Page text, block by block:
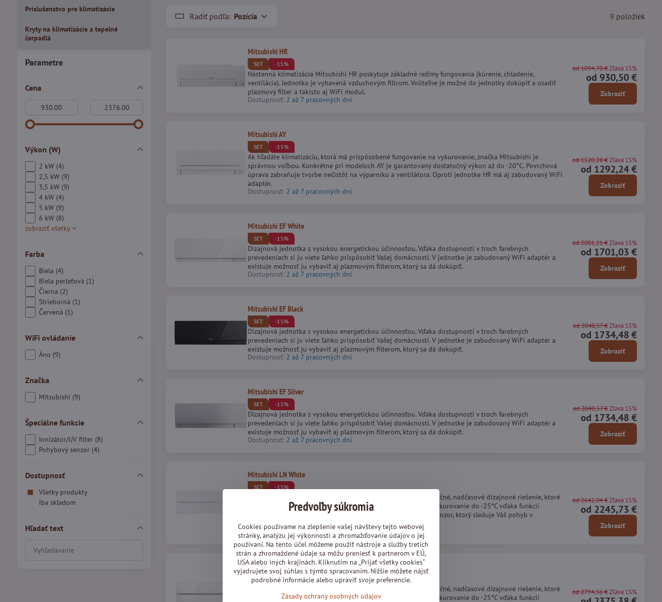
Radiť podľa: Pozícia 9 položiek
Mitsubishi HR
SET -15%
Nástenná klimatizácia Mitsubishi HR poskytuje základné režimy fungovania (kúrenie, chladenie,
ventilácia). Jednotka je vybavená vzduchovým filtrom. Voliteľne je možné do jednotky dokúpiť a osadiť
plazmový filter a takisto aj WiFi modul.
Dostupnosť: 2 až 7 pracovných dní
od 930,50 €
od 1094,70 €Zľava 15%
Zobraziť
Mitsubishi AY
SET -15%
Ak hľadáte klimatizáciu, ktorá má prispôsobené fungovanie na vykurovanie, značka Mitsubishi je
správnou voľbou. Konkrétne pri modeloch AY je garantovaný dostatočný výkon až do -20°C. Povrchová
úprava zabraňuje tvorbe nečistôt na výparníku a ventilátora. Oproti jednotke HR má aj zabudovaný WiFi
adaptér.
Dostupnosť: 2 až 7 pracovných dní
od 1292,24 €
od 1520,28 €Zľava 15%
Zobraziť
Mitsubishi EF White
SET -15%
Dizajnová jednotka s vysokou energetickou účinnosťou. Vďaka dostupnosti v troch farebných
prevedeniach si ju viete ľahko prispôsobiť Vašej domácnosti. V jednotke je zabudovaný WiFi adaptér a
existuje možnosť ju vybaviť aj plazmovým filterom, ktorý sa dá dokúpiť.
Dostupnosť: 2 až 7 pracovných dní
od 1701,03 €
od 2001,21 €Zľava 15%
Zobraziť
Mitsubishi EF Black
SET -15%
Dizajnová jednotka s vysokou energetickou účinnosťou. Vďaka dostupnosti v troch farebných
prevedeniach si ju viete ľahko prispôsobiť Vašej domácnosti. V jednotke je zabudovaný WiFi adaptér a
existuje možnosť ju vybaviť aj plazmovým filterom, ktorý sa dá dokúpiť.
Dostupnosť: 2 až 7 pracovných dní
od 1734,48 €
od 2040,57 €Zľava 15%
Zobraziť
Mitsubishi EF Silver
SET -15%
Dizajnová jednotka s vysokou energetickou účinnosťou. Vďaka dostupnosti v troch farebných
prevedeniach si ju viete ľahko prispôsobiť Vašej domácnosti. V jednotke je zabudovaný WiFi adaptér a
existuje možnosť ju vybaviť aj plazmovým filterom, ktorý sa dá dokúpiť.
Dostupnosť: 2 až 7 pracovných dní
od 1734,48 €
od 2040,57 €Zľava 15%
Zobraziť
Mitsubishi LN White
SET -15%
Najvyššia rada nástenných jednotiek Mitsubishi prináša výnimočné, nadčasové dizajnové riešenie, ktoré
pôsobí moderne. Okrem dizajnu ponúka taktiež garantované vykurovanie do -25°C vďaka funkcií
Hyperheating. V jednotke je zabudovaný plazmový filter a 3D senzor, ktorý sleduje Váš pohyb v
miestnosti.
Dostupnosť: 2 až 7 pracovných dní
od 2245,73 €
od 2642,04 €Zľava 15%
Zobraziť
Mitsubishi LN Pearl White
SET -15%
Najvyššia rada nástenných jednotiek Mitsubishi prináša výnimočné, nadčasové dizajnové riešenie, ktoré
pôsobí moderne. Okrem dizajnu ponúka taktiež garantované vykurovanie do -25°C vďaka funkcií
od 2794,56 €Zľava 15%
Parametre
Cena
Výkon (W)
2 kW (4)
2,5 kW (9)
3,5 kW (9)
4 kW (4)
5 kW (9)
6 kW (8)
zobraziť všetky
Farba
Biela (4)
Biela perleťová (1)
Čierna (2)
Strieborná (1)
Červená (1)
WiFi ovládanie
Áno (9)
Značka
Mitsubishi (9)
Špeciálne funkcie
Ionizátor/UV filter (8)
Pohybový senzor (4)
Dostupnosť
Všetky produkty
Iba skladom
Hľadať text
Prehľadať
výsledky
Príslušenstvo pre klimatizácie
Kryty na klimatizácie a tepelné
čerpadlá
Predvoľby súkromia
Cookies používame na zlepšenie vašej návštevy tejto webovej
stránky, analýzu jej výkonnosti a zhromažďovanie údajov o jej
používaní. Na tento účel môžeme použiť nástroje a služby tretích
strán a zhromaždené údaje sa môžu preniesť k partnerom v EÚ,
USA alebo iných krajinách. Kliknutím na „Prijať všetky cookies“
vyjadrujete svoj súhlas s týmto spracovaním. Nižšie môžete nájsť
podrobné informácie alebo upraviť svoje preferencie.
Zásady ochrany osobných údajov